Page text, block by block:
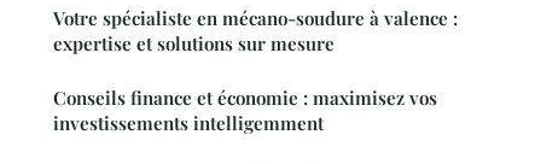
Votre spécialiste en mécano-soudure à valence :
expertise et solutions sur mesure
Conseils finance et économie : maximisez vos
investissements intelligemment